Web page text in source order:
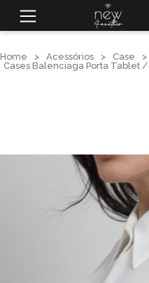
Home > Acessórios > Case
>
Cases Balenciaga Porta Tablet /